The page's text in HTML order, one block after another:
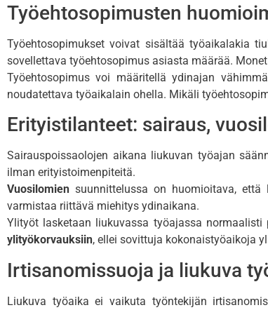
Työehtosopimusten
Työehtosopimukset voivat sisältää työaikalakia
sovellettava työehtosopimus asiasta määrää.
Työehtosopimus voi määritellä ydinajan
noudatettava työaikalain ohella. Mikäli
Erityistilanteet: sairaus,
Sairauspoissaolojen aikana liukuvan työajan
ilman erityistoimenpiteitä.
Vuosilomien suunnittelussa on huomioitava,
varmistaa riittävä miehitys ydinaikana.
Ylityöt lasketaan liukuvassa työajassa
ylityökorvauksiin, ellei sovittuja kokonaistyöaikoja
Irtisanomissuoja ja liukuva
Liukuva työaika ei vaikuta työntekijän